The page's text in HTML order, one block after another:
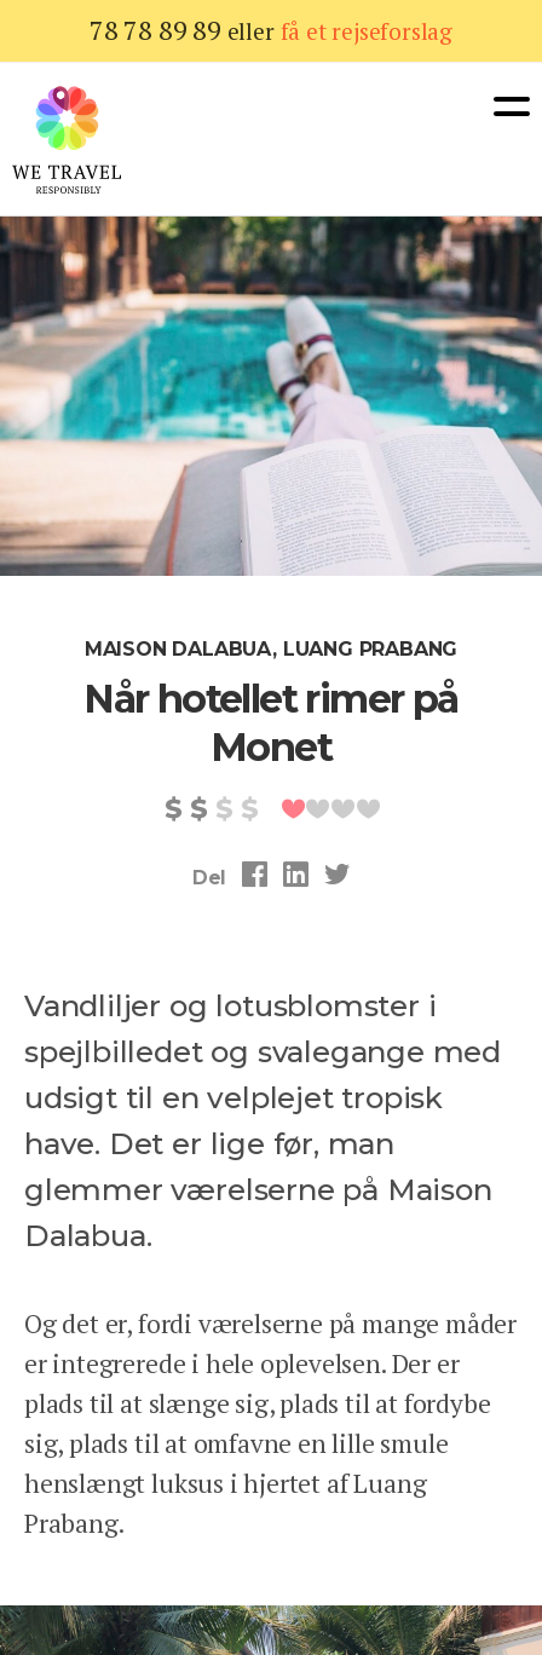
til
hovedindhold
78 78 89 89 eller få et rejseforslag
MAISON DALABUA, LUANG PRABANG
Når hotellet rimer på
Monet
Del
Vandliljer og lotusblomster i
spejlbilledet og svalegange med
udsigt til en velplejet tropisk
have. Det er lige før, man
glemmer værelserne på Maison
Dalabua.
Og det er, fordi værelserne på mange måder
er integrerede i hele oplevelsen. Der er
plads til at slænge sig, plads til at fordybe
sig, plads til at omfavne en lille smule
henslængt luksus i hjertet af Luang
Prabang.